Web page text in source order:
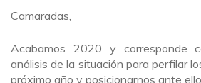
Camaradas,
Acabamos 2020 y corresponde
análisis de la situación para perfilar
próximo año y posicionarnos ante